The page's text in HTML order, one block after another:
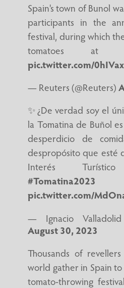
Spain's town of Bunol
participants in the
festival, during which
tomatoes at
pic.twitter.com/
— Reuters (@Reuters)
✨¿De verdad soy el
la Tomatina de Buñol
desperdicio de
despropósito que esté
Interés Turístico
#Tomatina2023
pic.twitter.com/
— Ignacio Valladolid
August 30, 2023
Thousands of
world gather in Spain
tomato-throwing